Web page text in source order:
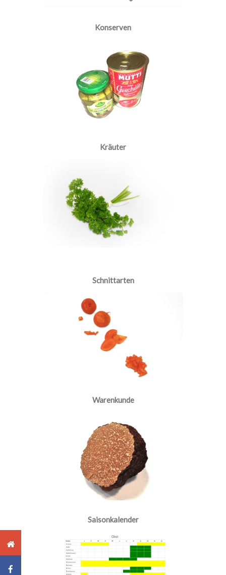
Konserven
Kräuter
Schnittarten
Warenkunde
Saisonkalender